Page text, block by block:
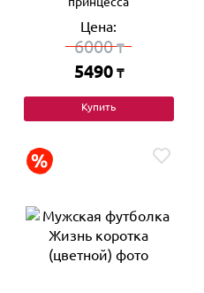
Цена:
6000₸
5490 ₸
Купить